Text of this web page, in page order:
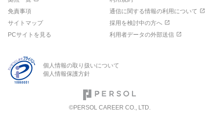
免責事項
通信に関する情報の利用について
サイトマップ
採用を検討中の方へ
PCサイトを見る
利用者データの外部送信
個人情報の取り扱いについて
個人情報保護方針
©PERSOL CAREER CO., LTD.